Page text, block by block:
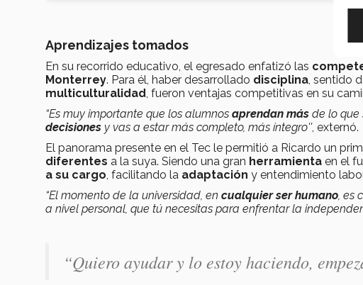
Aprendizajes tomados
En su recorrido educativo, el egresado enfatizó las
Monterrey. Para él, haber desarrollado disciplina , sentido
multiculturalidad , fueron ventajas competitivas en su
“Es muy importante que los alumnos aprendan más de lo que
decisiones y vas a estar más completo, más íntegro'', externó.
El panorama presente en el Tec le permitió a Ricardo un
diferentes a la suya. Siendo una gran herramienta en el
a su cargo , facilitando la adaptación y entendimiento
“El momento de la universidad, en cualquier ser humano , es
a nivel personal, que tú necesitas para enfrentar la
“Quiero ayudar y lo estoy haciendo,